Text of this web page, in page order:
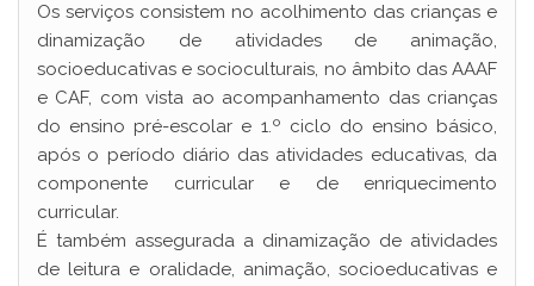
Os serviços consistem no acolhimento das crianças e
dinamização de atividades de animação,
socioeducativas e socioculturais, no âmbito das AAAF
e CAF, com vista ao acompanhamento das crianças
do ensino pré-escolar e 1.º ciclo do ensino básico,
após o período diário das atividades educativas, da
componente curricular e de enriquecimento
curricular.
É também assegurada a dinamização de atividades
de leitura e oralidade, animação, socioeducativas e